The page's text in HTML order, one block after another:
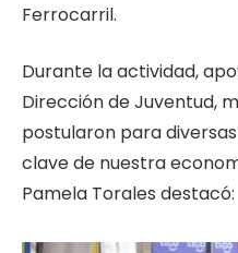
Ferrocarril.
Durante la actividad,
Dirección de Juventud,
postularon para
clave de nuestra
Pamela Torales destacó: